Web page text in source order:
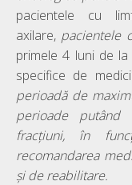
pacientele cu
axilare, pacientele
primele 4 luni de
specifice de
perioadă de
perioade
fracţiuni, în
recomandarea
şi de reabilitare.